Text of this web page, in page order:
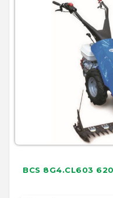
BCS 8G4.CL603 620